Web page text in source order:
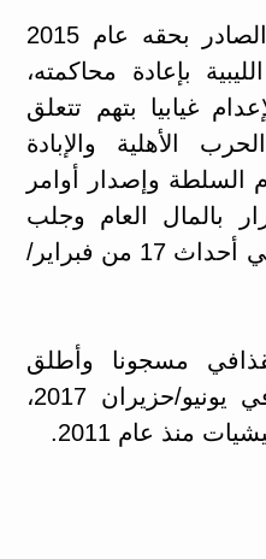
كما أُلغي حكم الإعدام الصادر بحقه عام 2015
بإعادة محاكمته،
غيابيا بتهم تتعلق
الأهلية والإبادة
السلطة وإصدار أوامر
بالمال العام وجلب
مرتزقة لقمع المحتجين في أحداث 17 من فبراير/
مسجونا وأطلق
سراحه بمدينة الزنتان في يونيو/حزيران 2017،
منذ عام 2011.